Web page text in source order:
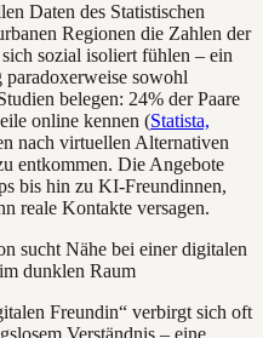
Daten des Statistischen
Regionen die Zahlen der
sozial isoliert fühlen – ein
sowohl
belegen: 24% der Paare
online kennen (Statista,
nach virtuellen Alternativen
entkommen. Die Angebote
bis hin zu KI-Freundinnen,
reale Kontakte versagen.
Freundin“ verbirgt sich oft